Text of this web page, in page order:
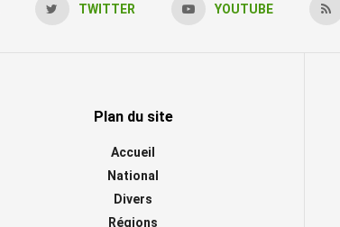
TWITTER YOUTUBE
Plan du site
Accueil
National
Divers
Régions